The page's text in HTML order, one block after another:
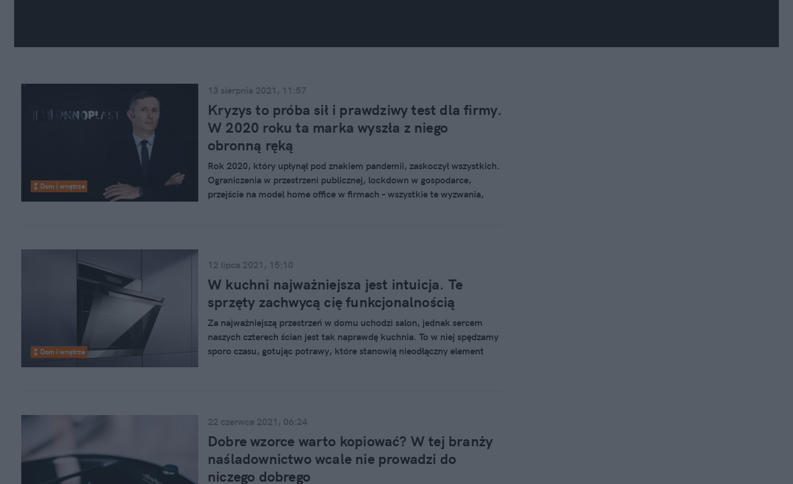
podejrzanej ofercie najmu, czy coraz powszechniejszym oszustwom na rynku nieruchomości.
Dom i wnętrze
13 sierpnia 2021, 11:57
Kryzys to próba sił i prawdziwy test dla firmy.
W 2020 roku ta marka wyszła z niego
obronną ręką
Rok 2020, który upłynął pod znakiem pandemii, zaskoczył wszystkich.
Ograniczenia w przestrzeni publicznej, lockdown w gospodarce,
przejście na model home office w firmach – wszystkie te wyzwania,
Dom i wnętrze
12 lipca 2021, 15:10
W kuchni najważniejsza jest intuicja. Te
sprzęty zachwycą cię funkcjonalnością
Za najważniejszą przestrzeń w domu uchodzi salon, jednak sercem
naszych czterech ścian jest tak naprawdę kuchnia. To w niej spędzamy
sporo czasu, gotując potrawy, które stanowią nieodłączny element
22 czerwca 2021, 06:24
Dobre wzorce warto kopiować? W tej branży
naśladownictwo wcale nie prowadzi do
niczego dobrego